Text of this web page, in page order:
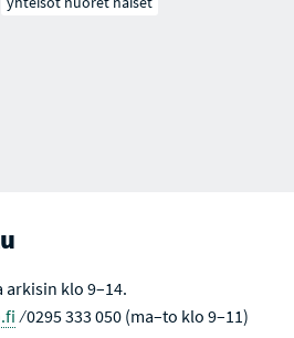
arkisin klo 9–14.
⁄ 0295 333 050 (ma–to klo 9–11)